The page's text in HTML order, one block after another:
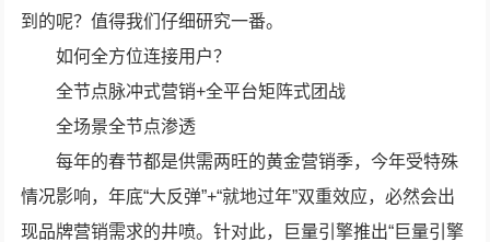
到的呢？值得我们仔细研究一番。
如何全方位连接用户？
全节点脉冲式营销+全平台矩阵式团战
全场景全节点渗透
每年的春节都是供需两旺的黄金营销季，今年受特殊
情况影响，年底“大反弹”+“就地过年”双重效应，必然会出
现品牌营销需求的井喷。针对此，巨量引擎推出“巨量引擎